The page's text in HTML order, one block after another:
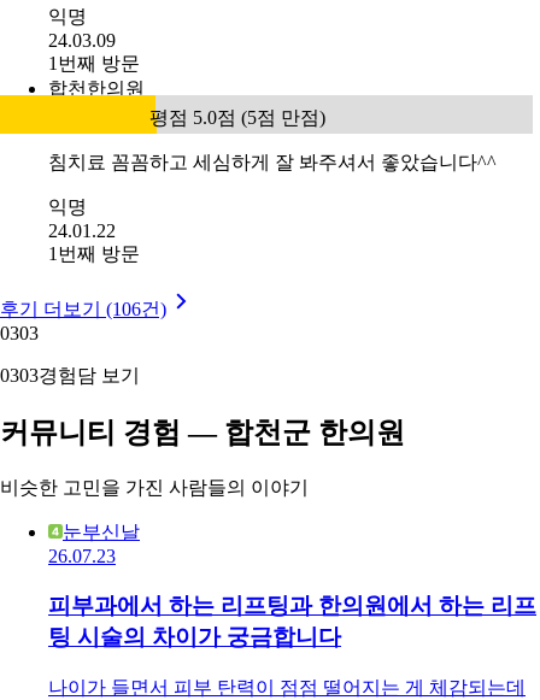
익명
24.03.09
1번째 방문
합천한의원
평점 5.0점 (5점 만점)
침치료 꼼꼼하고 세심하게 잘 봐주셔서 좋았습니다^^
익명
24.01.22
1번째 방문
후기 더보기 (106건)
0303
0303경험담 보기
커뮤니티 경험 — 합천군 한의원
비슷한 고민을 가진 사람들의 이야기
눈부신날
26.07.23
피부과에서 하는 리프팅과 한의원에서 하는 리프
팅 시술의 차이가 궁금합니다
나이가 들면서 피부 탄력이 점점 떨어지는 게 체감되는데